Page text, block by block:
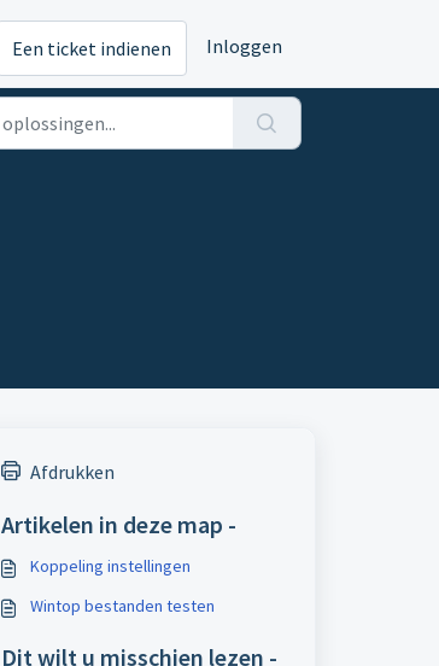
Een ticket indienen Inloggen
Afdrukken
Artikelen in deze map -
Koppeling instellingen
Wintop bestanden testen
Dit wilt u misschien lezen -